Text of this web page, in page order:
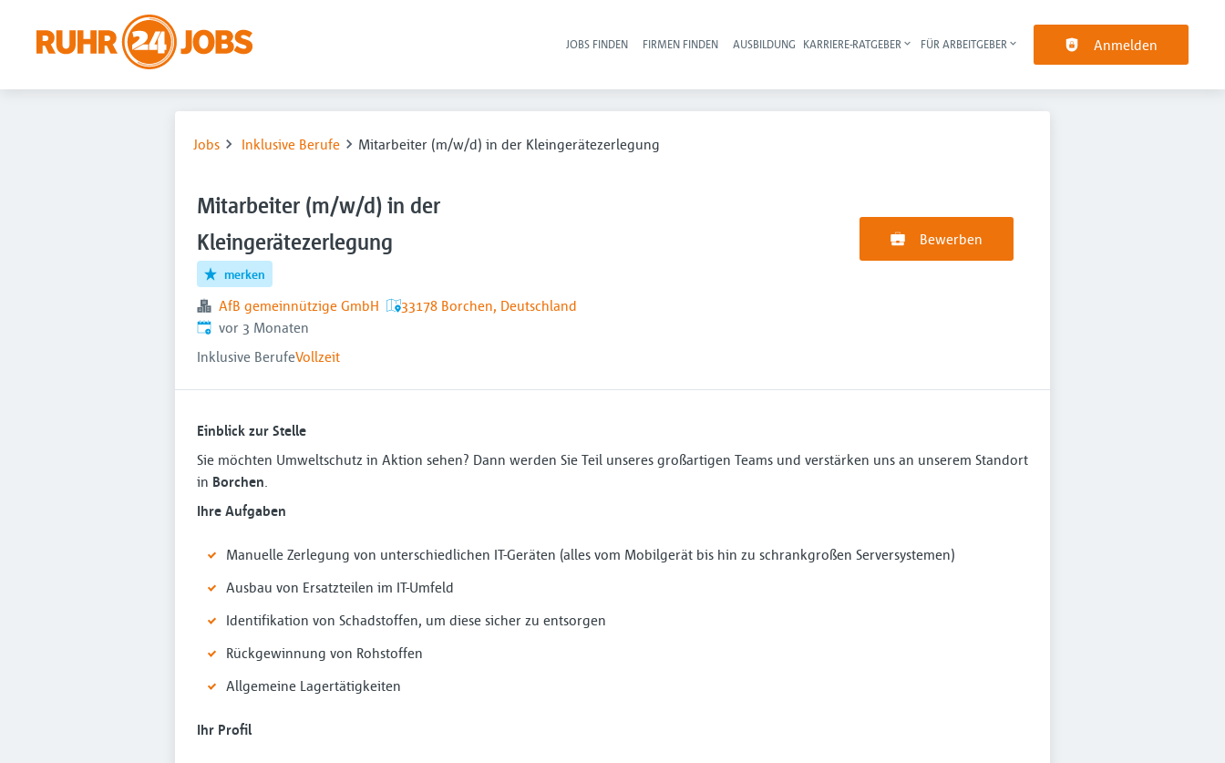
Haupt-Navigation
JOBS FINDEN FIRMEN FINDEN AUSBILDUNG KARRIERE-RATGEBER FÜR ARBEITGEBER Anmelden
Jobs Inklusive Berufe Mitarbeiter (m/w/d) in der Kleingerätezerlegung
Mitarbeiter (m/w/d) in der
Kleingerätezerlegung
merken
AfB gemeinnützige GmbH
33178 Borchen, Deutschland
Veröffentlicht:
vor 3 Monaten
Inklusive BerufeVollzeit
Bewerben
Einblick zur Stelle
Sie möchten Umweltschutz in Aktion sehen? Dann werden Sie Teil unseres großartigen Teams und verstärken uns an unserem Standort
in Borchen.
Ihre Aufgaben
Manuelle Zerlegung von unterschiedlichen IT-Geräten (alles vom Mobilgerät bis hin zu schrankgroßen Serversystemen)
Ausbau von Ersatzteilen im IT-Umfeld
Identifikation von Schadstoffen, um diese sicher zu entsorgen
Rückgewinnung von Rohstoffen
Allgemeine Lagertätigkeiten
Ihr Profil